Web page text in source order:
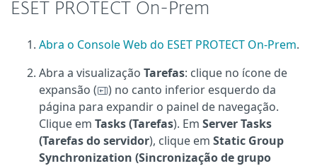
ESET PROTECT On-Prem
Abra o Console Web do ESET PROTECT On-Prem.
Abra a visualização Tarefas: clique no ícone de
expansão (
) no canto inferior esquerdo da
página para expandir o painel de navegação.
Clique em Tasks (Tarefas). Em Server Tasks
(Tarefas do servidor), clique em Static Group
Synchronization (Sincronização de grupo